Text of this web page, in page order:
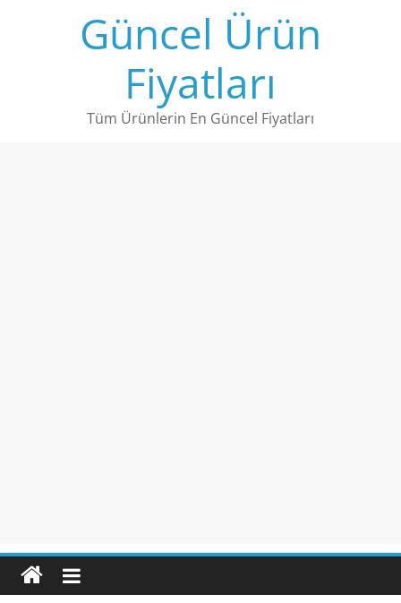
Güncel Ürün
Fiyatları
Tüm Ürünlerin En Güncel Fiyatları